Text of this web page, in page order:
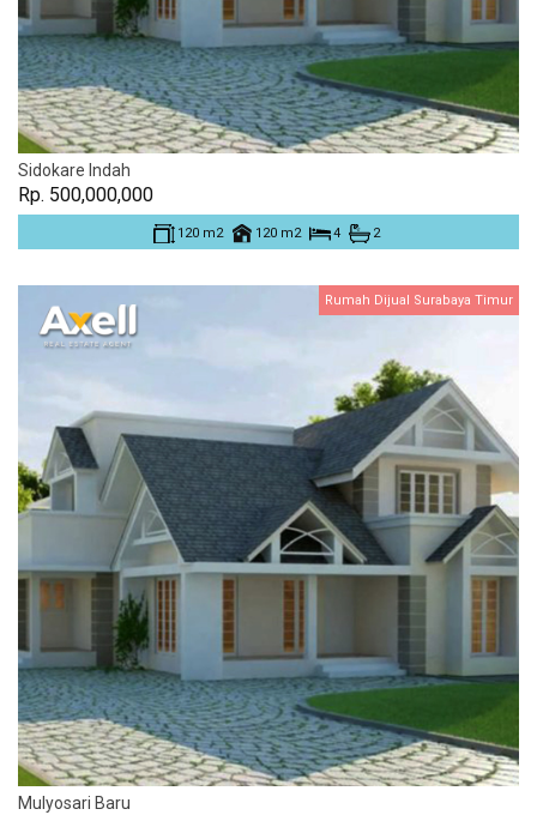
Sidokare Indah
Rp. 500,000,000
120 m2 120 m2 4 2
Rumah Dijual Surabaya Timur
Mulyosari Baru